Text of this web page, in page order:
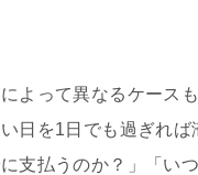
よって異なるケースも
日を1日でも過ぎれば
支払うのか？」「い